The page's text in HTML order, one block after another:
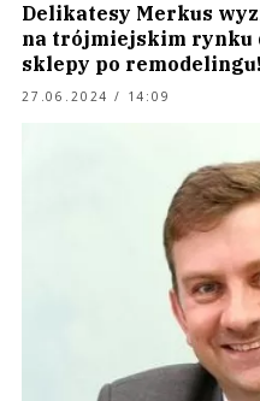
Delikatesy Merkus
na trójmiejskim rynku
sklepy po
27.06.2024 / 14:09